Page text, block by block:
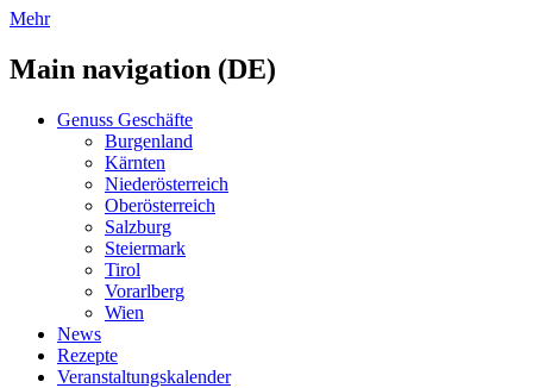
Mehr
Main navigation (DE)
Genuss Geschäfte
Burgenland
Kärnten
Niederösterreich
Oberösterreich
Salzburg
Steiermark
Tirol
Vorarlberg
Wien
News
Rezepte
Veranstaltungskalender